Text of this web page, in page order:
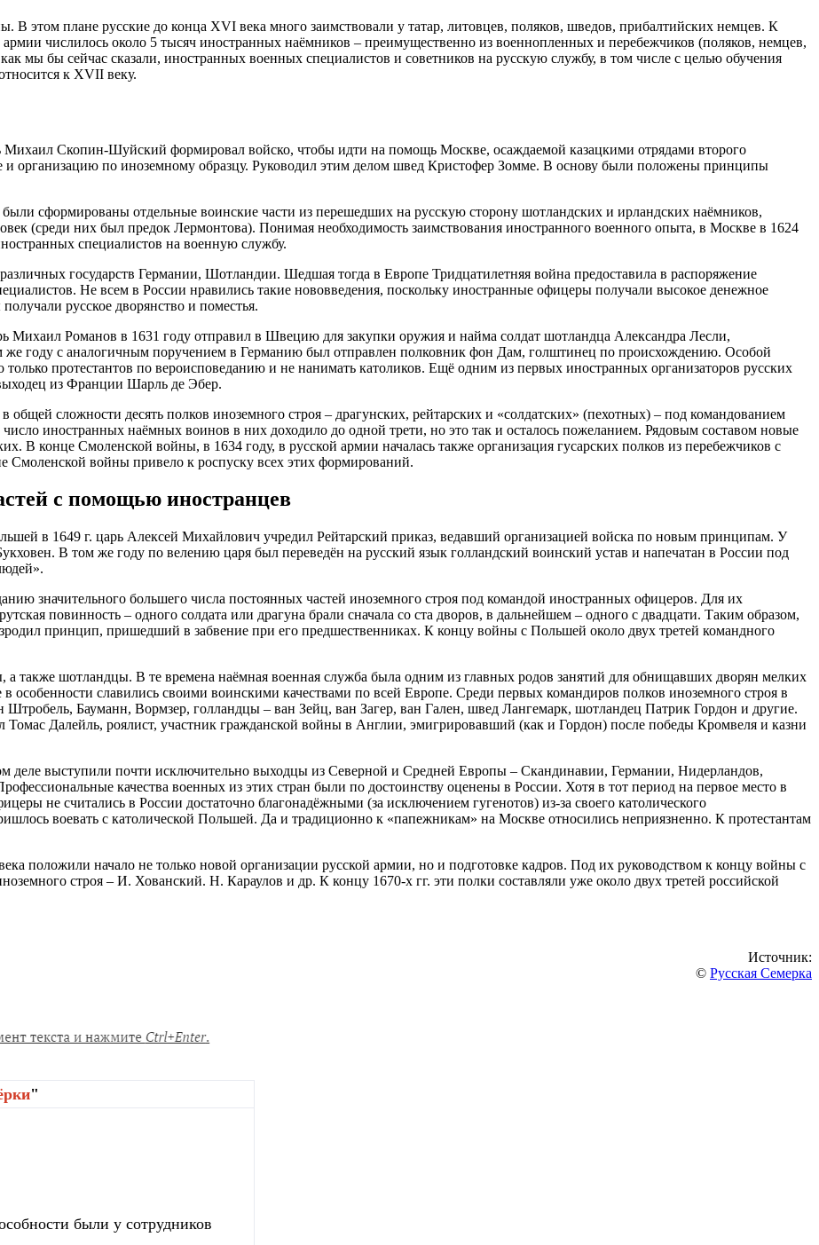
В этом плане русские до конца XVI века много заимствовали у татар, литовцев, поляков, шведов, прибалтийских немцев. К
числилось около 5 тысяч иностранных наёмников – преимущественно из военнопленных и перебежчиков (поляков, немцев,
мы бы сейчас сказали, иностранных военных специалистов и советников на русскую службу, в том числе с целью обучения
к XVII веку.
Михаил Скопин-Шуйский формировал войско, чтобы идти на помощь Москве, осаждаемой казацкими отрядами второго
и организацию по иноземному образцу. Руководил этим делом швед Кристофер Зомме. В основу были положены принципы
сформированы отдельные воинские части из перешедших на русскую сторону шотландских и ирландских наёмников,
(среди них был предок Лермонтова). Понимая необходимость заимствования иностранного военного опыта, в Москве в 1624
специалистов на военную службу.
государств Германии, Шотландии. Шедшая тогда в Европе Тридцатилетняя война предоставила в распоряжение
Не всем в России нравились такие нововведения, поскольку иностранные офицеры получали высокое денежное
русское дворянство и поместья.
Михаил Романов в 1631 году отправил в Швецию для закупки оружия и найма солдат шотландца Александра Лесли,
году с аналогичным поручением в Германию был отправлен полковник фон Дам, голштинец по происхождению. Особой
протестантов по вероисповеданию и не нанимать католиков. Ещё одним из первых иностранных организаторов русских
из Франции Шарль де Эбер.
сложности десять полков иноземного строя – драгунских, рейтарских и «солдатских» (пехотных) – под командованием
иностранных наёмных воинов в них доходило до одной трети, но это так и осталось пожеланием. Рядовым составом новые
В конце Смоленской войны, в 1634 году, в русской армии началась также организация гусарских полков из перебежчиков с
войны привело к роспуску всех этих формирований.
с помощью иностранцев
в 1649 г. царь Алексей Михайлович учредил Рейтарский приказ, ведавший организацией войска по новым принципам. У
В том же году по велению царя был переведён на русский язык голландский воинский устав и напечатан в России под
значительного большего числа постоянных частей иноземного строя под командой иностранных офицеров. Для их
повинность – одного солдата или драгуна брали сначала со ста дворов, в дальнейшем – одного с двадцати. Таким образом,
принцип, пришедший в забвение при его предшественниках. К концу войны с Польшей около двух третей командного
шотландцы. В те времена наёмная военная служба была одним из главных родов занятий для обнищавших дворян мелких
особенности славились своими воинскими качествами по всей Европе. Среди первых командиров полков иноземного строя в
Бауманн, Вормзер, голландцы – ван Зейц, ван Загер, ван Гален, швед Лангемарк, шотландец Патрик Гордон и другие.
Томас Далейль, роялист, участник гражданской войны в Англии, эмигрировавший (как и Гордон) после победы Кромвеля и казни
деле выступили почти исключительно выходцы из Северной и Средней Европы – Скандинавии, Германии, Нидерландов,
качества военных из этих стран были по достоинству оценены в России. Хотя в тот период на первое место в
не считались в России достаточно благонадёжными (за исключением гугенотов) из-за своего католического
воевать с католической Польшей. Да и традиционно к «папежникам» на Москве относились неприязненно. К протестантам
положили начало не только новой организации русской армии, но и подготовке кадров. Под их руководством к концу войны с
строя – И. Хованский. Н. Караулов и др. К концу 1670-х гг. эти полки составляли уже около двух третей российской
Источник:
© Русская Семерка
"
были у сотрудников